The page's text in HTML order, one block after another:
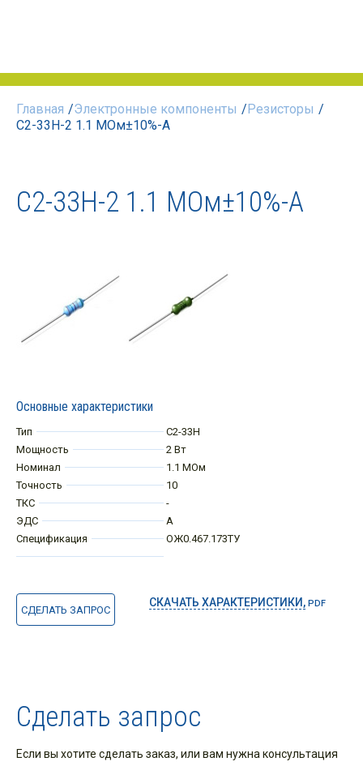
Главная /Электронные компоненты /Резисторы /
С2-33Н-2 1.1 МОм±10%-А
С2-33Н-2 1.1 МОм±10%-А
Основные характеристики
Тип
С2-33Н
Мощность
2 Вт
Номинал
1.1 МОм
Точность
10
ТКС
-
ЭДС
А
Спецификация
ОЖ0.467.173ТУ
СДЕЛАТЬ ЗАПРОС
СКАЧАТЬ ХАРАКТЕРИСТИКИ, PDF
Сделать запрос
Если вы хотите сделать заказ, или вам нужна консультация